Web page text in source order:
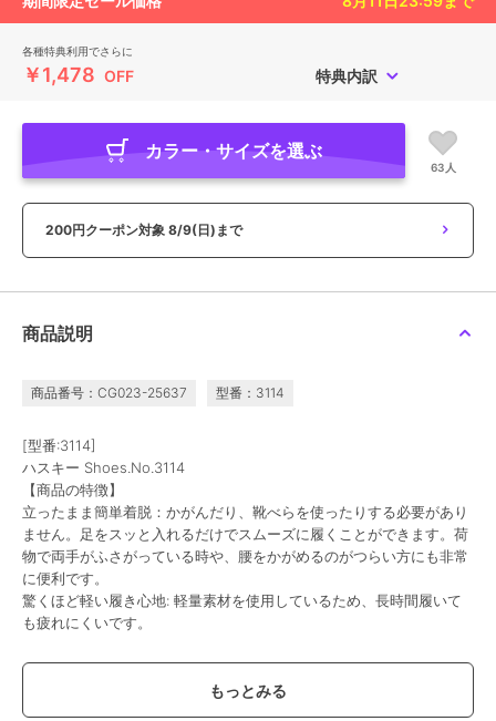
各種特典利用でさらに
￥1,478 OFF 特典内訳
カラー・サイズを選ぶ
63人
200円クーポン対象 8/9(日)まで
商品説明
商品番号：CG023-25637 型番：3114
[型番:3114]
ハスキー Shoes.No.3114
【商品の特徴】
立ったまま簡単着脱：かがんだり、靴べらを使ったりする必要があり
ません。足をスッと入れるだけでスムーズに履くことができます。荷
物で両手がふさがっている時や、腰をかがめるのがつらい方にも非常
に便利です。
驚くほど軽い履き心地: 軽量素材を使用しているため、長時間履いて
も疲れにくいです。
通気性抜群のメッシュ素材: アッパー全体にメッシュ素材を採用し、
通気性が非常に高く、蒸れを防ぎ快適な履き心地を一日中キープしま
す。